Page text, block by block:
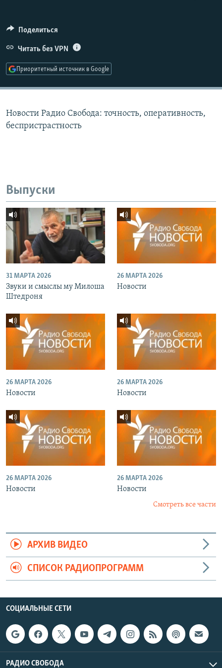
ПОДПИШИТЕСЬ НА РАССЫЛКУ
СОЦИАЛЬНЫЕ СЕТИ
Поделиться
Читать без VPN
Приоритетный источник в Google
Новости Радио Свобода: точность, оперативность,
беспристрастность
Выпуски
31 МАРТА 2026
Звуки и смыслы му Милоша
Штедроня
26 МАРТА 2026
Новости
26 МАРТА 2026
Новости
26 МАРТА 2026
Новости
26 МАРТА 2026
Новости
26 МАРТА 2026
Новости
Смотреть все части
АРХИВ ВИДЕО
СПИСОК РАДИОПРОГРАММ
СОЦИАЛЬНЫЕ СЕТИ
РАДИО СВОБОДА